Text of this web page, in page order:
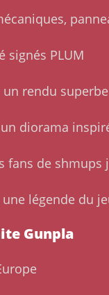
signés PLUM
rendu superbe
diorama
fans de shmups
légende du
Gunpla